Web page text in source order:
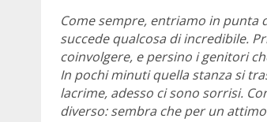
Come sempre, entriamo in punta
succede qualcosa di incredibile.
coinvolgere, e persino i genitori
In pochi minuti quella stanza si
lacrime, adesso ci sono sorrisi.
diverso: sembra che per un